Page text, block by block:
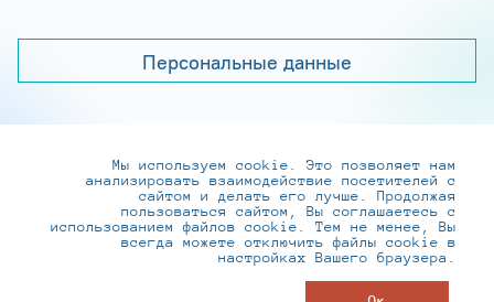
Персональные данные
+7 (495) 737-6192, 8-800-250-0-260
practice@infotecs.ru,hr@infotecs.ru
127273, г. Москва, Отрадная ул., 2Б строение 1
Мы используем cookie. Это позволяет нам
анализировать взаимодействие посетителей с
сайтом и делать его лучше. Продолжая
пользоваться сайтом, Вы соглашаетесь с
использованием файлов cookie. Тем не менее, Вы
всегда можете отключить файлы cookie в
настройках Вашего браузера.